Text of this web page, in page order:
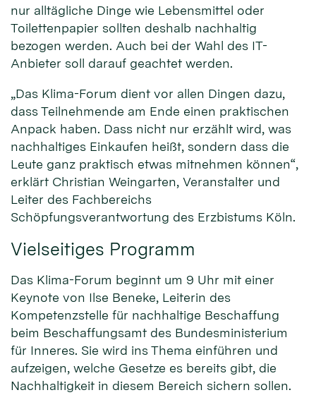
nur alltägliche Dinge wie Lebensmittel oder
Toilettenpapier sollten deshalb nachhaltig
bezogen werden. Auch bei der Wahl des IT-
Anbieter soll darauf geachtet werden.
„Das Klima-Forum dient vor allen Dingen dazu,
dass Teilnehmende am Ende einen praktischen
Anpack haben. Dass nicht nur erzählt wird, was
nachhaltiges Einkaufen heißt, sondern dass die
Leute ganz praktisch etwas mitnehmen können“,
erklärt Christian Weingarten, Veranstalter und
Leiter des Fachbereichs
Schöpfungsverantwortung des Erzbistums Köln.
Vielseitiges Programm
Das Klima-Forum beginnt um 9 Uhr mit einer
Keynote von Ilse Beneke, Leiterin des
Kompetenzstelle für nachhaltige Beschaffung
beim Beschaffungsamt des Bundesministerium
für Inneres. Sie wird ins Thema einführen und
aufzeigen, welche Gesetze es bereits gibt, die
Nachhaltigkeit in diesem Bereich sichern sollen.